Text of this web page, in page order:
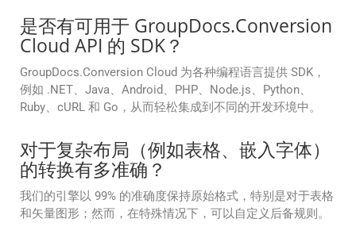
是否有可用于 GroupDocs.Conversion
Cloud API 的 SDK？
GroupDocs.Conversion Cloud 为各种编程语言提供 SDK，
例如 .NET、Java、Android、PHP、Node.js、Python、
Ruby、cURL 和 Go，从而轻松集成到不同的开发环境中。
对于复杂布局（例如表格、嵌入字体）
的转换有多准确？
我们的引擎以 99% 的准确度保持原始格式，特别是对于表格
和矢量图形；然而，在特殊情况下，可以自定义后备规则。